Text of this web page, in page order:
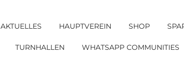
AKTUELLES HAUPTVEREIN SHOP
TURNHALLEN WHATSAPP COMMUNITIES